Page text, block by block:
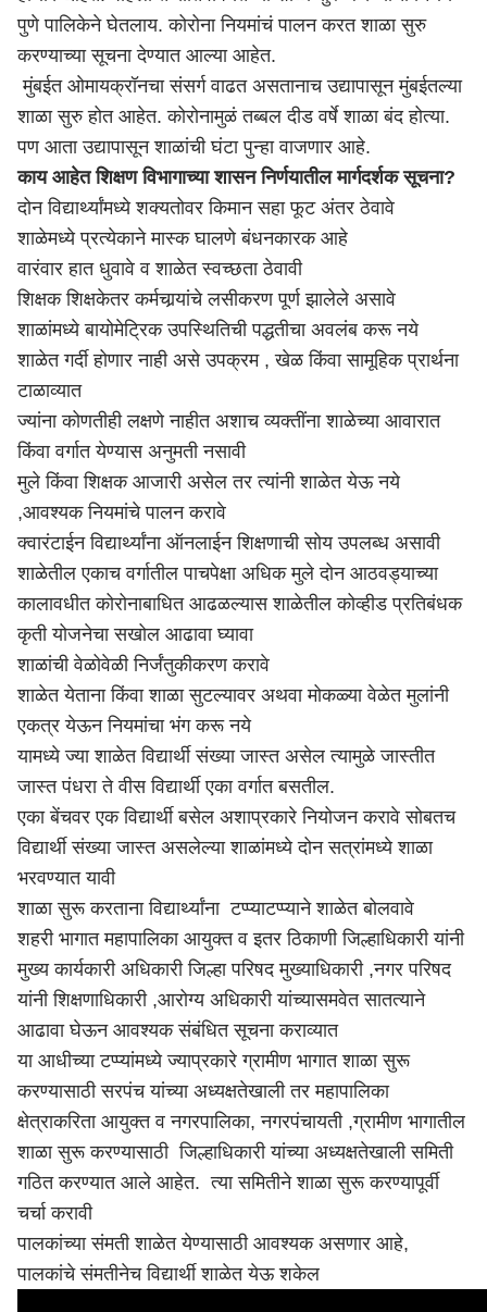
पुणेपालिकेने घेतलाय. कोरोना नियमांचं पालन करत शाळा सुरु
करण्याच्या सूचना देण्यात आल्या आहेत.
मुंबईत ओमायक्रॉनचा संसर्ग वाढत असतानाच उद्यापासून मुंबईतल्या
शाळा सुरु होत आहेत. कोरोनामुळं तब्बल दीड वर्षे शाळा बंद होत्या.
पण आता उद्यापासून शाळांची घंटा पुन्हा वाजणार आहे.
काय आहेत शिक्षण विभागाच्या शासन निर्णयातील मार्गदर्शक सूचना?
दोन विद्यार्थ्यांमध्ये शक्यतोवर किमान सहा फूट अंतर ठेवावे
शाळेमध्ये प्रत्येकाने मास्क घालणे बंधनकारक आहे
वारंवार हात धुवावे व शाळेत स्वच्छता ठेवावी
शिक्षक शिक्षकेतर कर्मचार्‍यांचे लसीकरण पूर्ण झालेले असावे
शाळांमध्ये बायोमेट्रिक उपस्थितिची पद्धतीचा अवलंब करू नये
शाळेत गर्दी होणार नाही असे उपक्रम , खेळ किंवा सामूहिक प्रार्थना
टाळाव्यात
ज्यांना कोणतीही लक्षणे नाहीत अशाच व्यक्तींना शाळेच्या आवारात
किंवा वर्गात येण्यास अनुमती नसावी
मुले किंवा शिक्षक आजारी असेल तर त्यांनी शाळेत येऊ नये
,आवश्यक नियमांचे पालन करावे
क्वारंटाईन विद्यार्थ्यांना ऑनलाईन शिक्षणाची सोय उपलब्ध असावी
शाळेतील एकाच वर्गातील पाचपेक्षा अधिक मुले दोन आठवड्याच्या
कालावधीत कोरोनाबाधित आढळल्यास शाळेतील कोव्हीड प्रतिबंधक
कृती योजनेचा सखोल आढावा घ्यावा
शाळांची वेळोवेळी निर्जंतुकीकरण करावे
शाळेत येताना किंवा शाळा सुटल्यावर अथवा मोकळ्या वेळेत मुलांनी
एकत्र येऊन नियमांचा भंग करू नये
यामध्ये ज्या शाळेत विद्यार्थी संख्या जास्त असेल त्यामुळे जास्तीत
जास्त पंधरा ते वीस विद्यार्थी एका वर्गात बसतील.
एका बेंचवर एक विद्यार्थी बसेल अशाप्रकारे नियोजन करावे सोबतच
विद्यार्थी संख्या जास्त असलेल्या शाळांमध्ये दोन सत्रांमध्ये शाळा
भरवण्यात यावी
शाळा सुरू करताना विद्यार्थ्यांना टप्प्याटप्प्याने शाळेत बोलवावे
शहरी भागात महापालिका आयुक्त व इतर ठिकाणी जिल्हाधिकारी यांनी
मुख्य कार्यकारी अधिकारी जिल्हा परिषद मुख्याधिकारी ,नगर परिषद
यांनी शिक्षणाधिकारी ,आरोग्य अधिकारी यांच्यासमवेत सातत्याने
आढावा घेऊन आवश्यक संबंधित सूचना कराव्यात
या आधीच्या टप्प्यांमध्ये ज्याप्रकारे ग्रामीण भागात शाळा सुरू
करण्यासाठी सरपंच यांच्या अध्यक्षतेखाली तर महापालिका
क्षेत्राकरिता आयुक्त व नगरपालिका, नगरपंचायती ,ग्रामीण भागातील
शाळा सुरू करण्यासाठी जिल्हाधिकारी यांच्या अध्यक्षतेखाली समिती
गठित करण्यात आले आहेत. त्या समितीने शाळा सुरू करण्यापूर्वी
चर्चा करावी
पालकांच्या संमती शाळेत येण्यासाठी आवश्यक असणार आहे,
पालकांचे संमतीनेच विद्यार्थी शाळेत येऊ शकेल